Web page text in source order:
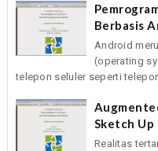
Berbasis
Android
(operating
telepon seluler seperti
Sketch Up
Realitas